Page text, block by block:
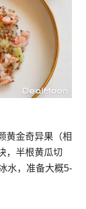
黄金奇异果（相
，半根黄瓜切
水，准备大概5-